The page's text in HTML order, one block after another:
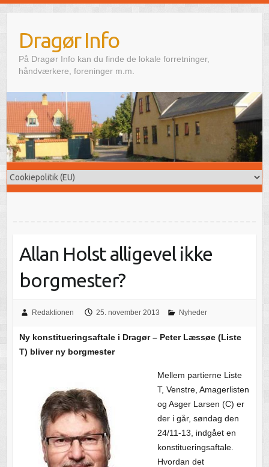
Dragør Info
På Dragør Info kan du finde de lokale forretninger,
håndværkere, foreninger m.m.
Allan Holst alligevel ikke
borgmester?
Redaktionen 25. november 2013 Nyheder
Ny konstitueringsaftale i Dragør – Peter Læssøe (Liste
T) bliver ny borgmester
Mellem partierne Liste
T, Venstre, Amagerlisten
og Asger Larsen (C) er
der i går, søndag den
24/11-13, indgået en
konstitueringsaftale.
Hvordan det